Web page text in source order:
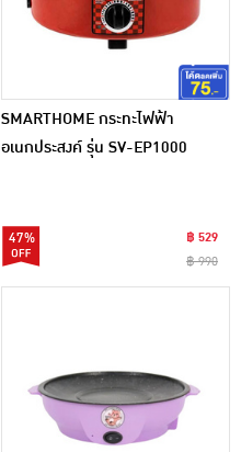
SMARTHOME กระทะไฟฟ้า
อเนกประสงค์ รุ่น SV-EP1000
47%
฿ 529
฿ 990